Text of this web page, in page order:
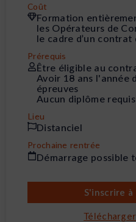
Coût
Formation
les Opérateurs de
le cadre d’un contrat
Prérequis
Être éligible au
Avoir 18 ans l'année
épreuves
Aucun diplôme requis
Lieu
Distanciel
Prochaine rentrée
Démarrage possible
S'inscrire